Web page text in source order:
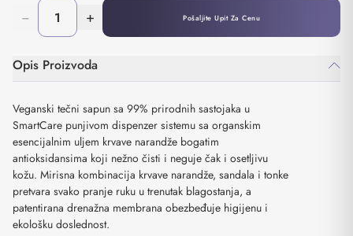
− + Pošaljite Upit Za Cenu
Opis Proizvoda
Veganski tečni sapun sa 99% prirodnih sastojaka u
SmartCare punjivom dispenzer sistemu sa organskim
esencijalnim uljem krvave narandže bogatim
antioksidansima koji nežno čisti i neguje čak i osetljivu
kožu. Mirisna kombinacija krvave narandže, sandala i tonke
pretvara svako pranje ruku u trenutak blagostanja, a
patentirana drenažna membrana obezbeđuje higijenu i
ekološku doslednost.